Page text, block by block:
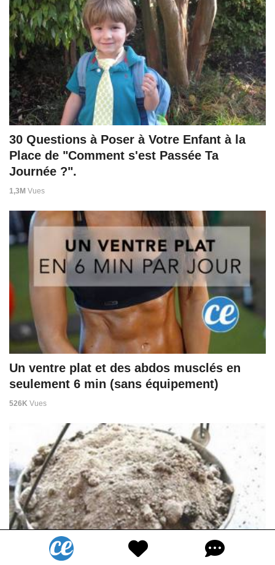
30 Questions à Poser à Votre Enfant à la
Place de "Comment s'est Passée Ta
Journée ?".
1,3M Vues
Un ventre plat et des abdos musclés en
seulement 6 min (sans équipement)
526K Vues